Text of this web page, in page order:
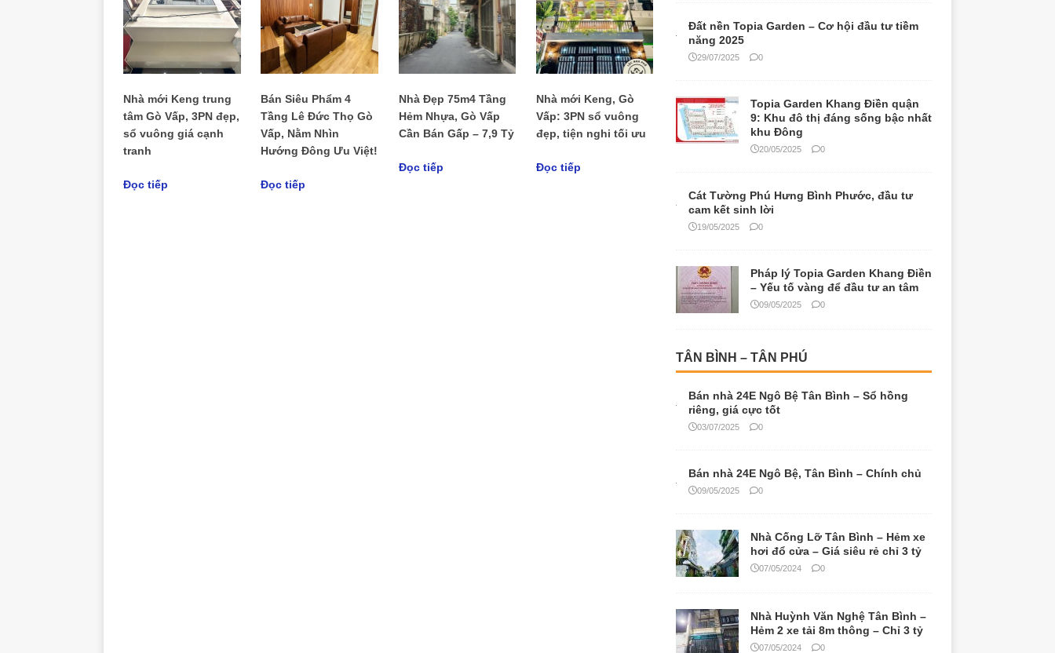
Nhà mới Keng trung
tâm Gò Vấp, 3PN đẹp,
sổ vuông giá cạnh
tranh
Đọc tiếp
Bán Siêu Phẩm 4
Tầng Lê Đức Thọ Gò
Vấp, Nằm Nhìn
Hướng Đông Ưu Việt!
Đọc tiếp
Nhà Đẹp 75m4 Tầng
Hẻm Nhựa, Gò Vấp
Cần Bán Gấp – 7,9 Tỷ
Đọc tiếp
Nhà mới Keng, Gò
Vấp: 3PN sổ vuông
đẹp, tiện nghi tối ưu
Đọc tiếp
Đất nền Topia Garden – Cơ hội đầu tư tiềm
năng 2025
29/07/2025 0
Topia Garden Khang Điền quận
9: Khu đô thị đáng sống bậc nhất
khu Đông
20/05/2025 0
Cát Tường Phú Hưng Bình Phước, đầu tư
cam kết sinh lời
19/05/2025 0
Pháp lý Topia Garden Khang Điền
– Yếu tố vàng để đầu tư an tâm
09/05/2025 0
TÂN BÌNH – TÂN PHÚ
Bán nhà 24E Ngô Bệ Tân Bình – Sổ hồng
riêng, giá cực tốt
03/07/2025 0
Bán nhà 24E Ngô Bệ, Tân Bình – Chính chủ
09/05/2025 0
Nhà Cống Lỡ Tân Bình – Hẻm xe
hơi đổ cửa – Giá siêu rẻ chỉ 3 tỷ
07/05/2024 0
Nhà Huỳnh Văn Nghệ Tân Bình –
Hẻm 2 xe tải 8m thông – Chỉ 3 tỷ
07/05/2024 0